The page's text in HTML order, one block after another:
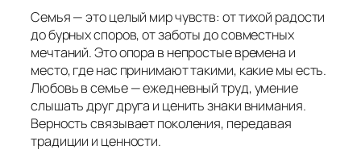
Семья — это целый мир чувств: от тихой радости
до бурных споров, от заботы до совместных
мечтаний. Это опора в непростые времена и
место, где нас принимают такими, какие мы есть.
Любовь в семье — ежедневный труд, умение
слышать друг друга и ценить знаки внимания.
Верность связывает поколения, передавая
традиции и ценности.